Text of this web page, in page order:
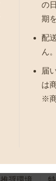
の
期
配
ん。
届
は
※